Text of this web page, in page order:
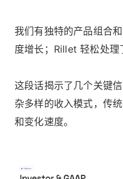
我们有独特的产品组合
度增长；Rillet 轻松处理
这段话揭示了几个关键
杂多样的收入模式，传
和变化速度。